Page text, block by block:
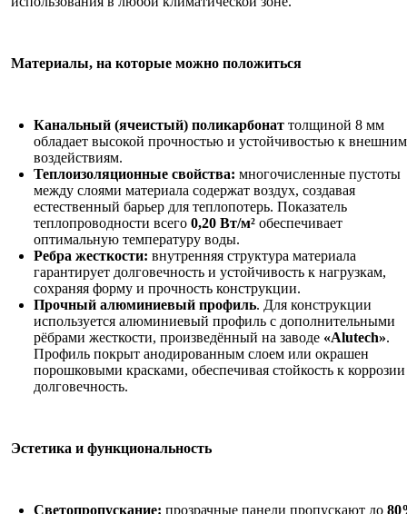
Материалы, на которые можно положиться
Канальный (ячеистый) поликарбонат толщиной 8 мм
обладает высокой прочностью и устойчивостью к внешним
воздействиям.
Теплоизоляционные свойства: многочисленные пустоты
между слоями материала содержат воздух, создавая
естественный барьер для теплопотерь. Показатель
теплопроводности всего 0,20 Вт/м² обеспечивает
оптимальную температуру воды.
Ребра жесткости: внутренняя структура материала
гарантирует долговечность и устойчивость к нагрузкам,
сохраняя форму и прочность конструкции.
Прочный алюминиевый профиль. Для конструкции
используется алюминиевый профиль с дополнительными
рёбрами жесткости, произведённый на заводе «Alutech».
Профиль покрыт анодированным слоем или окрашен
порошковыми красками, обеспечивая стойкость к
долговечность.
Эстетика и функциональность
Светопропускание: прозрачные панели пропускают до